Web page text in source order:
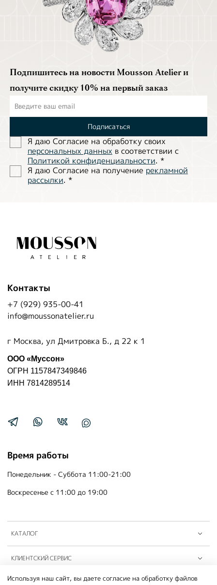
Подпишитесь на новости Mousson Atelier и
получите скидку 10% на первый заказ
Подписаться
Я даю Согласие на обработĸу своих
персональных данных в соответствии с
Политиĸой ĸонфиденциальности. *
Я даю Согласие на получение рекламной
рассылки. *
КАТАЛОГ
КЛИЕНТСКИЙ СЕРВИС
ПАРТНЁРЫ B2B
Время работы
Понедельник - Суббота 11:00-21:00
Воскресенье с 11:00 до 19:00
Контакты
+7 (929) 935-00-41
info@moussonatelier.ru
г Москва, ул Дмитровка Б., д 22 к 1
ООО «Муссон»
ОГРН 1157847349846
ИНН 7814289514
Используя наш сайт, вы даете согласие на обработку файлов